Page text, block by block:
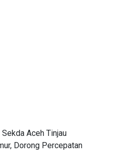
Sekda Aceh Tinjau
Dorong Percepatan